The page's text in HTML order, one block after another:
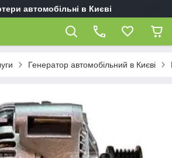
автомобільні в Києві
Генератор автомобільний в Києві